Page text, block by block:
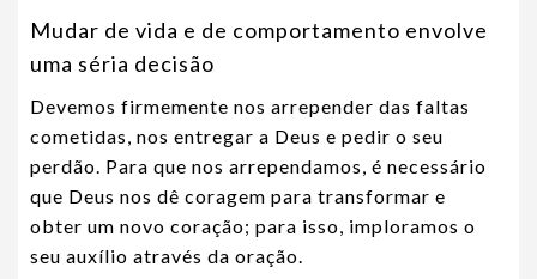
Mudar de vida e de comportamento envolve
uma séria decisão
Devemos firmemente nos arrepender das faltas
cometidas, nos entregar a Deus e pedir o seu
perdão. Para que nos arrependamos, é necessário
que Deus nos dê coragem para transformar e
obter um novo coração; para isso, imploramos o
seu auxílio através da oração.